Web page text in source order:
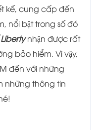
kế, cung cấp đến
nổi bật trong số đó
nhận được rất
bảo hiểm. Vì vậy,
đến với những
những thông tin